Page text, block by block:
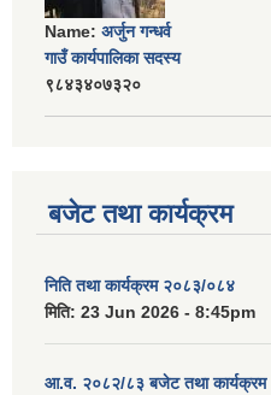
Name: अर्जुन गन्धर्व
गाउँ कार्यपालिका सदस्य
९८४३४०७३२०
बजेट तथा कार्यक्रम
निति तथा कार्यक्रम २०८३/०८४
मिति: 23 Jun 2026 - 8:45pm
आ.व. २०८२/८३ बजेट तथा कार्यक्रम